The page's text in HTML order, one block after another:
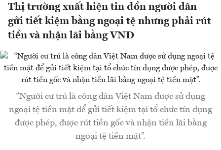
Thị trường xuất hiện tin đồn người dân
gửi tiết kiệm bằng ngoại tệ nhưng phải rút
tiền và nhận lãi bằng VND
“Người cư trú là công dân Việt Nam được sử dụng
ngoại tệ tiền mặt để gửi tiết kiệm tại tổ chức tín dụng
được phép, được rút tiền gốc và nhận tiền lãi bằng
ngoại tệ tiền mặt”.